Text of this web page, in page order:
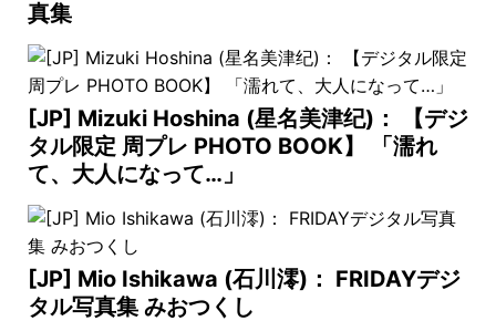
真集
[JP] Mizuki Hoshina (星名美津纪)： 【デジ
タル限定 周プレ PHOTO BOOK】 「濡れ
て、大人になって…」
[JP] Mio Ishikawa (石川澪)： FRIDAYデジ
タル写真集 みおつくし